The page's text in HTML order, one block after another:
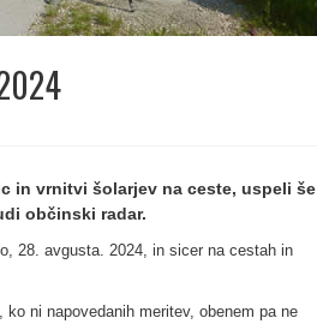
in vrnitvi šolarjev na ceste, uspeli še
občinski radar.
28. avgusta. 2024, in sicer na cestah in
ni napovedanih meritev, obenem pa ne